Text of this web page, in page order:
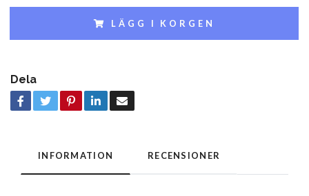
LÄGG I KORGEN
Dela
INFORMATION RECENSIONER